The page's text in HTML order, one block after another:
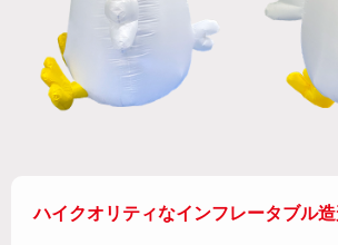
ハイクオリティなインフレータブル